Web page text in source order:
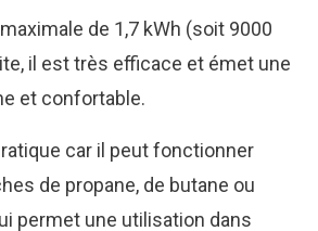
de 1,7 kWh (soit 9000
il est très efficace et émet une
et confortable.
car il peut fonctionner
de propane, de butane ou
permet une utilisation dans